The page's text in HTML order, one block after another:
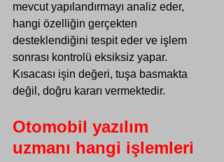
mevcut yapılandırmayı analiz eder,
hangi özelliğin gerçekten
desteklendiğini tespit eder ve işlem
sonrası kontrolü eksiksiz yapar.
Kısacası işin değeri, tuşa basmakta
değil, doğru kararı vermektedir.
Otomobil yazılım
uzmanı hangi işlemleri